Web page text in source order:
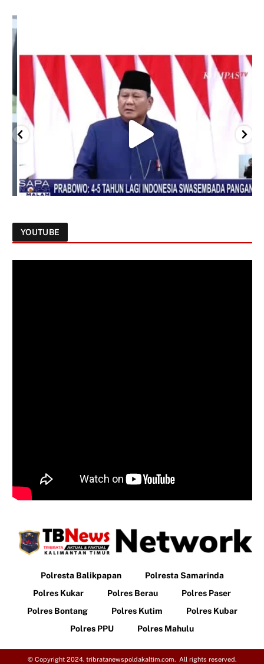
YOUTUBE
Polresta Balikpapan
Polresta Samarinda
Polres Kukar
Polres Berau
Polres Paser
Polres Bontang
Polres Kutim
Polres Kubar
Polres PPU
Polres Mahulu
© Copyright 2024. tribratanewspoldakaltim.com. All rights reserved.